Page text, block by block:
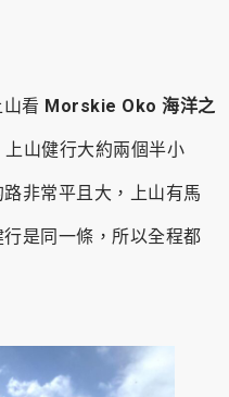
看 Morskie Oko 海洋之
山健行大約兩個半小
非常平且大，上山有馬
是同一條，所以全程都